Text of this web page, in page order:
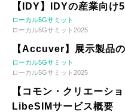
【IDY】IDYの産業向け
ローカル5Gサミット
ローカル5Gサミット2025
【Accuver】展示製品
ローカル5Gサミット
ローカル5Gサミット2025
【コモン・クリエーシ
LibeSIMサービス概要